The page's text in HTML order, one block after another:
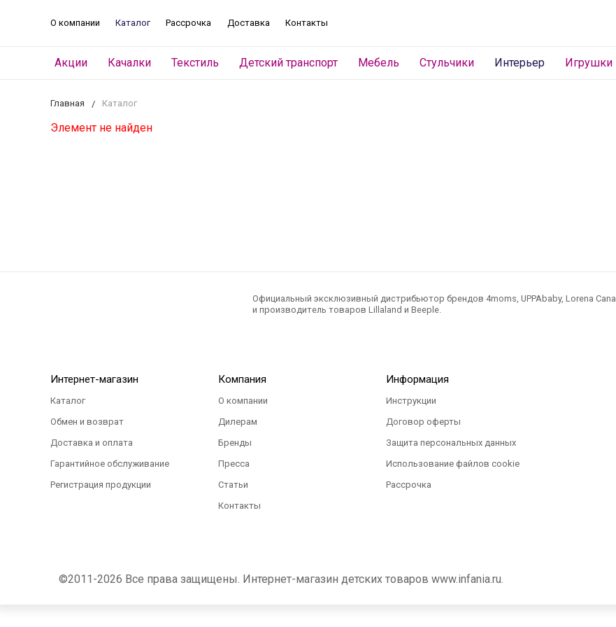
О компании Каталог Рассрочка Доставка Контакты
Акции Качалки Текстиль Детский транспорт Мебель Стульчики Интерьер Игрушки
Главная Каталог
Элемент не найден
Официальный эксклюзивный дистрибьютор брендов 4moms, UPPAbaby, Lorena
и производитель товаров Lillaland и Beeple.
Интернет-магазин
Каталог
Обмен и возврат
Доставка и оплата
Гарантийное обслуживание
Регистрация продукции
Компания
О компании
Дилерам
Бренды
Пресса
Статьи
Контакты
Информация
Инструкции
Договор оферты
Защита персональных данных
Использование файлов cookie
Рассрочка
©2011-2026 Все права защищены. Интернет-магазин детских товаров www.infania.ru.